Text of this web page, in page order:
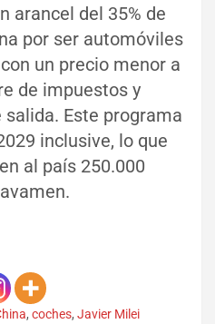
arancel del 35% de
por ser automóviles
un precio menor a
de impuestos y
Este programa
inclusive, lo que
al país 250.000
, coches, Javier Milei